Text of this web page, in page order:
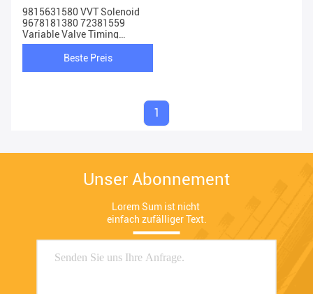
9815631580 VVT Solenoid
9678181380 72381559
Variable Valve Timing
Solenoid
Beste Preis
1
Unser Abonnement
Lorem Sum ist nicht
einfach zufälliger Text.